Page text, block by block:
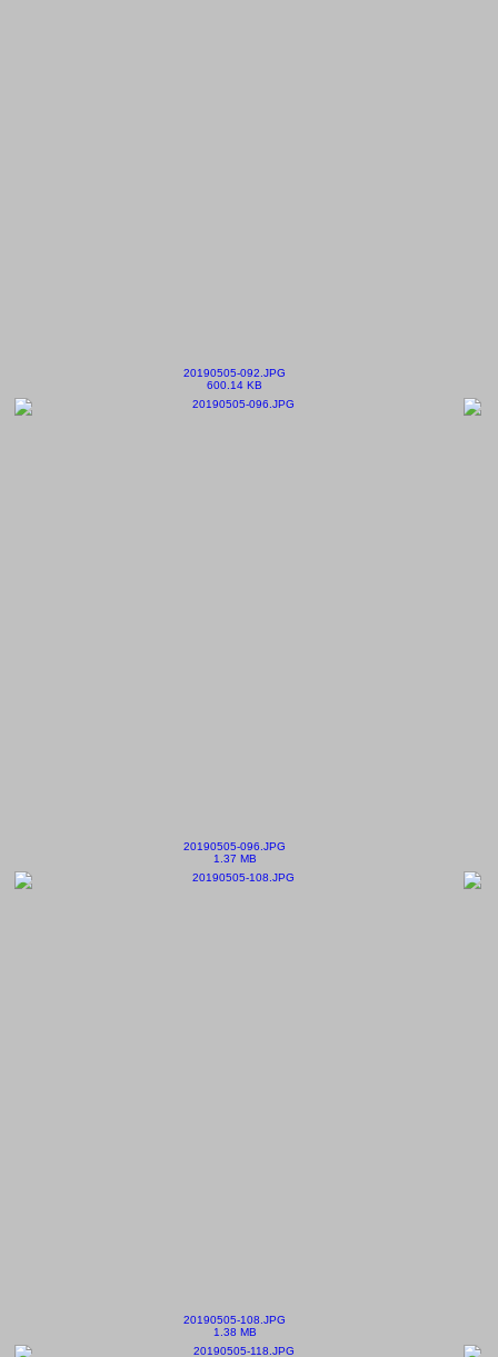
20190505-092.JPG
600.14 KB
20190505-096.JPG
1.37 MB
20190505-108.JPG
1.38 MB